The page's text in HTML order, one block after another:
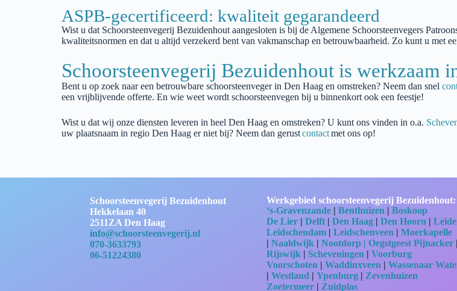
ASPB-gecertificeerd: kwaliteit gegarandeerd
Wist u dat Schoorsteenvegerij Bezuidenhout aangesloten is bij de Algemene Schoorsteenvegers
kwaliteitsnormen en dat u altijd verzekerd bent van vakmanschap en betrouwbaarheid. Zo kunt u met
Schoorsteenvegerij Bezuidenhout is werkzaam
Bent u op zoek naar een betrouwbare schoorsteenveger in Den Haag en omstreken? Neem dan snel
een vrijblijvende offerte. En wie weet wordt schoorsteenvegen bij u binnenkort ook een feestje!
Wist u dat wij onze diensten leveren in heel Den Haag en omstreken? U kunt ons vinden in o.a.
uw plaatsnaam in regio Den Haag er niet bij? Neem dan gerustcontactmet ons op!
Schoorsteenvegerij Bezuidenhout
Hekkelaan 40
2511ZA Den Haag
info@schoorsteenvegerij.nl
070-3633793
06-51224380
Werkgebied schoorsteenvegerij Bezuidenhout:
‘s-Gravenzande |Benthuizen |Boskoop
De Lier |Delft |Den Haag |Den Hoorn |
Leidschendam |Leidschenveen |Moerkapelle
|Naaldwijk |Nootdorp |Oegstgeest Pijnacker |
Rijswijk | Scheveningen |Voorburg
Voorschoten |Waddinxveen |Wassenaar
|Westland |Ypenburg | Zevenhuizen
Zoetermeer | Zuidplas